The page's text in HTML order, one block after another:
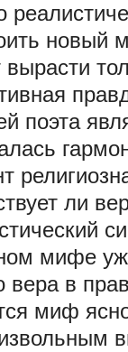
новый
поэта
ли
мифе
вера в
миф